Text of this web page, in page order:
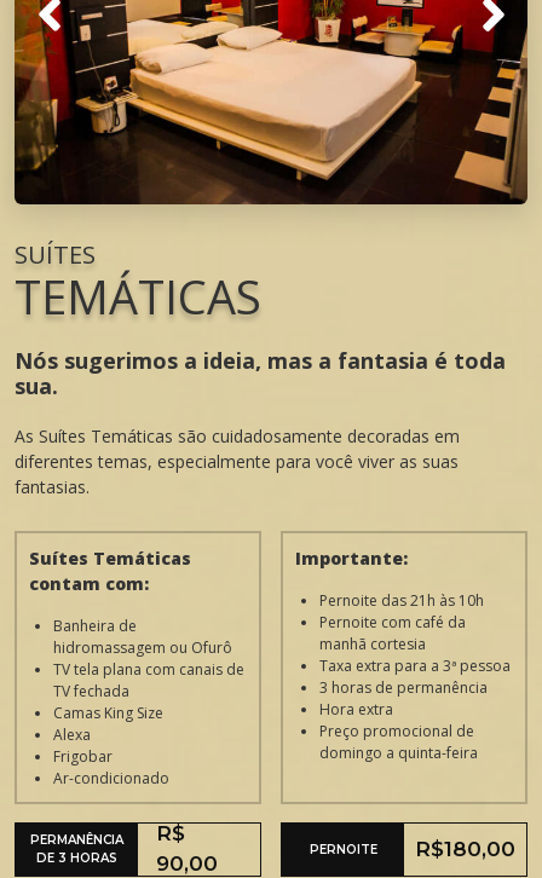
SUÍTES
TEMÁTICAS
Nós sugerimos a ideia, mas a fantasia é toda
sua.
As Suítes Temáticas são cuidadosamente decoradas em
diferentes temas, especialmente para você viver as suas
fantasias.
Suítes Temáticas
contam com:
Banheira de
hidromassagem ou Ofurô
TV tela plana com canais de
TV fechada
Camas King Size
Alexa
Frigobar
Ar-condicionado
Importante:
Pernoite das 21h às 10h
Pernoite com café da
manhã cortesia
Taxa extra para a 3ª pessoa
3 horas de permanência
Hora extra
Preço promocional de
domingo a quinta-feira
PERMANÊNCIA
DE 3 HORAS
R$
90,00
PERNOITE R$180,00